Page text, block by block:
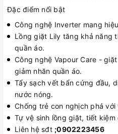
Đặc điểm nổi bật
Công nghệ Inverter mang
Lồng giặt Lily tăng khả năng
quần áo.
Công nghệ Vapour Care -
giảm nhăn quần áo.
Tẩy sạch vết bẩn cứng đầu,
nước nóng.
Chống trẻ con nghịch phá
Tự vệ sinh lồng giặt, tiết kiệm
Liên hệ sđt ;0902223456